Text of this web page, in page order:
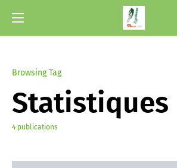
Browsing Tag
Statistiques
4 publications